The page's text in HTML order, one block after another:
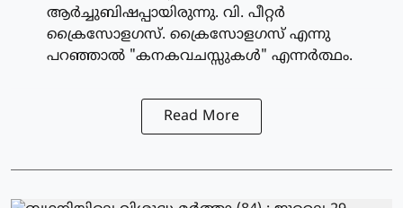
ആര്‍ച്ചുബിഷപ്പായിരുന്നു. വി. പീറ്റര്‍
ക്രൈസോളഗസ്. ക്രൈസോളഗസ് എന്നു
പറഞ്ഞാല്‍ "കനകവചസ്സുകള്‍" എന്നര്‍ത്ഥം.
Read More